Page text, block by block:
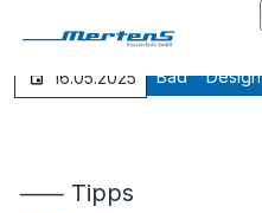
16.05.2025 Bad Design
⸺ Tipps